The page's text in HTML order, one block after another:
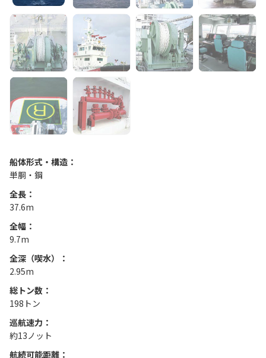
船体形式・構造：
単胴・鋼
全長：
37.6m
全幅：
9.7m
全深（喫水）：
2.95m
総トン数：
198トン
巡航速力：
約13ノット
航続可能距離：